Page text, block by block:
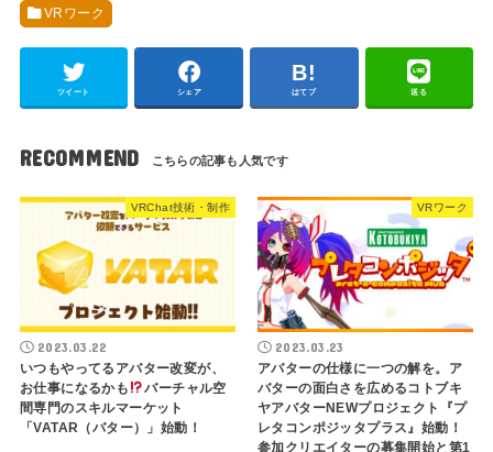
VRワーク
ツイート シェア はてブ 送る
RECOMMEND
VRChat技術・制作
2023.03.22
いつもやってるアバター改変が、
お仕事になるかも
バーチャル空
間専門のスキルマーケット
「VATAR（バター）」始動！
VRワーク
2023.03.23
アバターの仕様に一つの解を。ア
バターの面白さを広めるコトブキ
ヤアバターNEWプロジェクト『プ
レタコンポジッタプラス』始動！
参加クリエイターの募集開始と第1